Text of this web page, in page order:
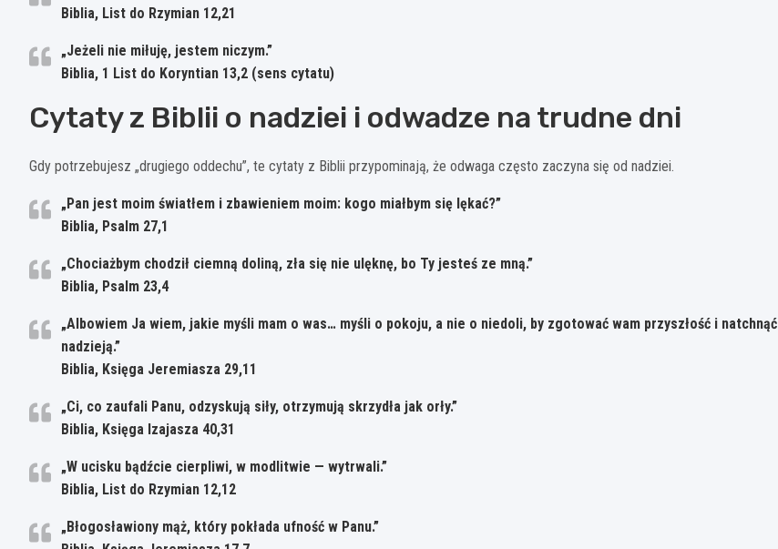
Biblia, List do Rzymian 12,21
„Jeżeli nie miłuję, jestem niczym.”
Biblia, 1 List do Koryntian 13,2 (sens cytatu)
Cytaty z Biblii o nadziei i odwadze na trudne dni
Gdy potrzebujesz „drugiego oddechu”, te cytaty z Biblii przypominają, że odwaga często zaczyna się od nadziei.
„Pan jest moim światłem i zbawieniem moim: kogo miałbym się lękać?”
Biblia, Psalm 27,1
„Chociażbym chodził ciemną doliną, zła się nie ulęknę, bo Ty jesteś ze mną.”
Biblia, Psalm 23,4
„Albowiem Ja wiem, jakie myśli mam o was… myśli o pokoju, a nie o niedoli, by zgotować wam przyszłość i natchnąć
nadzieją.”
Biblia, Księga Jeremiasza 29,11
„Ci, co zaufali Panu, odzyskują siły, otrzymują skrzydła jak orły.”
Biblia, Księga Izajasza 40,31
„W ucisku bądźcie cierpliwi, w modlitwie — wytrwali.”
Biblia, List do Rzymian 12,12
„Błogosławiony mąż, który pokłada ufność w Panu.”